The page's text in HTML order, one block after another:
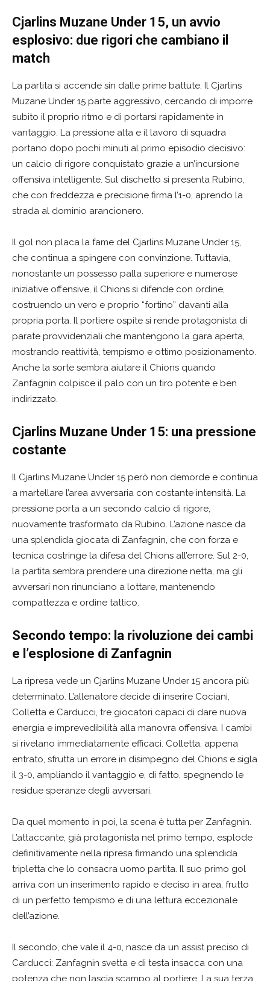
Cjarlins Muzane Under 15, un avvio
esplosivo: due rigori che cambiano il
match
La partita si accende sin dalle prime battute. Il Cjarlins
Muzane Under 15 parte aggressivo, cercando di imporre
subito il proprio ritmo e di portarsi rapidamente in
vantaggio. La pressione alta e il lavoro di squadra
portano dopo pochi minuti al primo episodio decisivo:
un calcio di rigore conquistato grazie a un’incursione
offensiva intelligente. Sul dischetto si presenta Rubino,
che con freddezza e precisione firma l’1-0, aprendo la
strada al dominio arancionero.
Il gol non placa la fame del Cjarlins Muzane Under 15,
che continua a spingere con convinzione. Tuttavia,
nonostante un possesso palla superiore e numerose
iniziative offensive, il Chions si difende con ordine,
costruendo un vero e proprio “fortino” davanti alla
propria porta. Il portiere ospite si rende protagonista di
parate provvidenziali che mantengono la gara aperta,
mostrando reattività, tempismo e ottimo posizionamento.
Anche la sorte sembra aiutare il Chions quando
Zanfagnin colpisce il palo con un tiro potente e ben
indirizzato.
Cjarlins Muzane Under 15: una pressione
costante
Il Cjarlins Muzane Under 15 però non demorde e continua
a martellare l’area avversaria con costante intensità. La
pressione porta a un secondo calcio di rigore,
nuovamente trasformato da Rubino. L’azione nasce da
una splendida giocata di Zanfagnin, che con forza e
tecnica costringe la difesa del Chions all’errore. Sul 2-0,
la partita sembra prendere una direzione netta, ma gli
avversari non rinunciano a lottare, mantenendo
compattezza e ordine tattico.
Secondo tempo: la rivoluzione dei cambi
e l’esplosione di Zanfagnin
La ripresa vede un Cjarlins Muzane Under 15 ancora più
determinato. L’allenatore decide di inserire Cociani,
Colletta e Carducci, tre giocatori capaci di dare nuova
energia e imprevedibilità alla manovra offensiva. I cambi
si rivelano immediatamente efficaci. Colletta, appena
entrato, sfrutta un errore in disimpegno del Chions e sigla
il 3-0, ampliando il vantaggio e, di fatto, spegnendo le
residue speranze degli avversari.
Da quel momento in poi, la scena è tutta per Zanfagnin.
L’attaccante, già protagonista nel primo tempo, esplode
definitivamente nella ripresa firmando una splendida
tripletta che lo consacra uomo partita. Il suo primo gol
arriva con un inserimento rapido e deciso in area, frutto
di un perfetto tempismo e di una lettura eccezionale
dell’azione.
Il secondo, che vale il 4-0, nasce da un assist preciso di
Carducci: Zanfagnin svetta e di testa insacca con una
potenza che non lascia scampo al portiere. La sua terza